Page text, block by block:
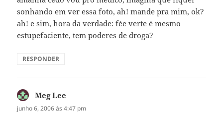
sonhando em ver essa foto, ah! mande pra mim, ok?
ah! e sim, hora da verdade: fée verte é mesmo
estupefaciente, tem poderes de droga?
RESPONDER
Meg Lee
junho 6, 2006 às 4:47 pm